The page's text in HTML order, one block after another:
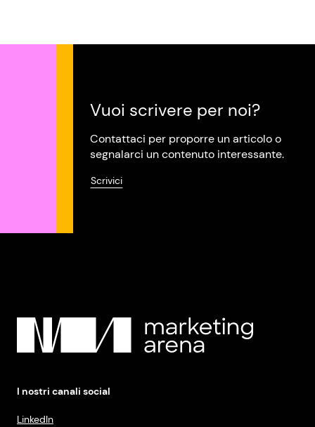
Vuoi scrivere per noi?
Contattaci per proporre un articolo o
segnalarci un contenuto interessante.
Scrivici
I nostri canali social
LinkedIn